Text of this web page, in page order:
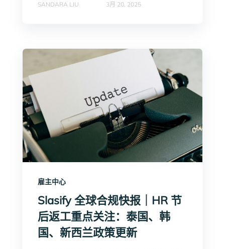
SANDARA LIU 3月 20, 2025
雇主中心
Slasify 全球合规快报｜HR 节
后返工重点关注：泰国、韩
国、新西兰政策更新